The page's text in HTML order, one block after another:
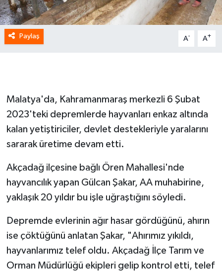
Paylaş A- A+
Malatya'da, Kahramanmaraş merkezli 6 Şubat
2023'teki depremlerde hayvanları enkaz altında
kalan yetiştiriciler, devlet destekleriyle yaralarını
sararak üretime devam etti.
Akçadağ ilçesine bağlı Ören Mahallesi'nde
hayvancılık yapan Gülcan Şakar, AA muhabirine,
yaklaşık 20 yıldır bu işle uğraştığını söyledi.
Depremde evlerinin ağır hasar gördüğünü, ahırın
ise çöktüğünü anlatan Şakar, "Ahırımız yıkıldı,
hayvanlarımız telef oldu. Akçadağ İlçe Tarım ve
Orman Müdürlüğü ekipleri gelip kontrol etti, telef